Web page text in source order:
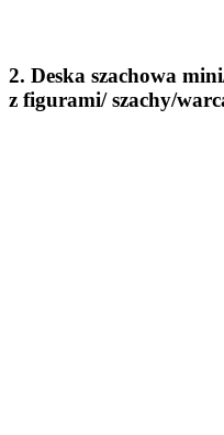
2. Deska szachowa
z figurami/ szachy/